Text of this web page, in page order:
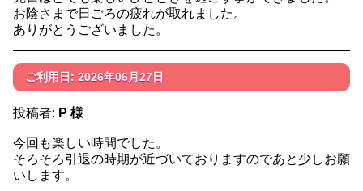
お陰さまで日ごろの疲れが取れました。
ありがとうございました。
ご利用日: 2026年06月27日
投稿者: P 様
今回も楽しい時間でした。
そろそろ引退の時期が近づいておりますのであと少しお願
いします。